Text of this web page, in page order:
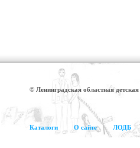
© Ленинградская областная
Каталоги О сайте ЛОДБ